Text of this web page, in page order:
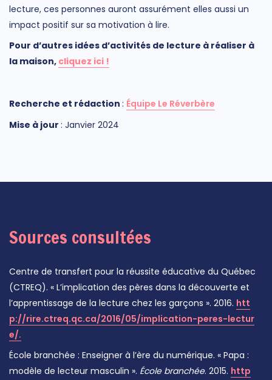
lecture, ces personnes auront assurément elles aussi un
impact positif sur sa motivation à lire.
Pour d’autres idées d’activités de lecture à réaliser à
la maison, cliquez ici !
Recherche et rédaction : Équipe Le Réverbère
Mise à jour : Janvier 2024
Sources consultées
Centre de transfert pour la réussite éducative du Québec
(CTREQ). « L’implication des pères dans la découverte et
l’apprentissage de la lecture chez les garçons ». 2016. htt
p://rire.ctreq.qc.ca/2016/05/implication-peres-lectur
e/.
École branchée : Enseigner à l’ère du numérique. « Papa :
modèle de lecteur masculin ». École branchée. 2015. http